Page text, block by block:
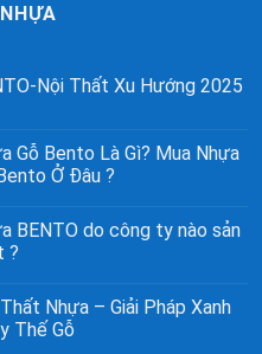
Nội Thất Xu Hướng 2025
Gỗ Bento Là Gì? Mua Nhựa
Ở Đâu ?
BENTO do công ty nào sản
?
Nhựa – Giải Pháp Xanh
Thế Gỗ